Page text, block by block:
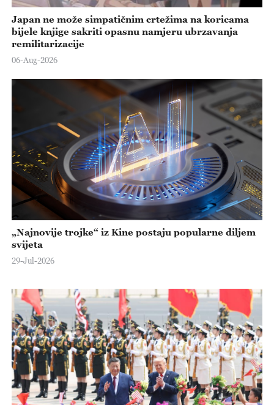
Japan ne može simpatičnim crtežima na koricama
bijele knjige sakriti opasnu namjeru ubrzavanja
remilitarizacije
06-Aug-2026
„Najnovije trojke“ iz Kine postaju popularne diljem
svijeta
29-Jul-2026